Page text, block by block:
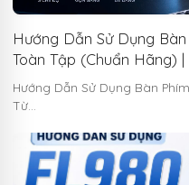
Hướng Dẫn Sử Dụng
Toàn Tập (Chuẩn Hãng)
Hướng Dẫn Sử Dụng Bàn
Từ…